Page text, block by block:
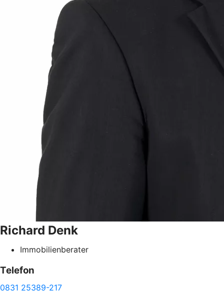
Richard Denk
Immobilienberater
Telefon
0831 25389-217